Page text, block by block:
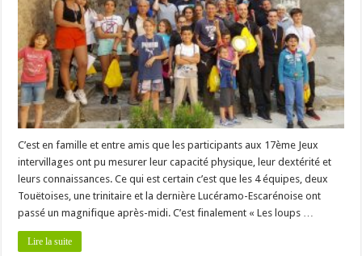
C’est en famille et entre amis que les participants aux 17ème Jeux
intervillages ont pu mesurer leur capacité physique, leur dextérité et
leurs connaissances. Ce qui est certain c’est que les 4 équipes, deux
Touëtoises, une trinitaire et la dernière Lucéramo-Escarénoise ont
passé un magnifique après-midi. C’est finalement « Les loups …
Lire la suite